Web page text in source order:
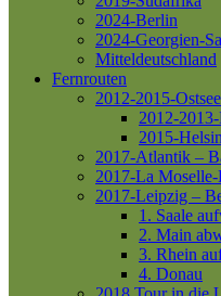
2024-Berlin
2024-Georgien-
Mitteldeutschland
Fernrouten
2012-2015-
2012-
2015-
2017-Atlantik –
2017-La
2017-Leipzig –
1. Saale
2. Main
3. Rhein
4. Donau